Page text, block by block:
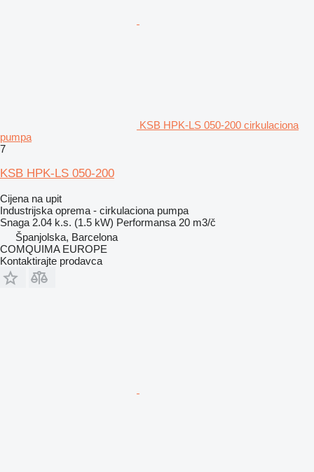
KSB HPK-LS 050-200 cirkulaciona
pumpa
7
KSB HPK-LS 050-200
Cijena na upit
Industrijska oprema - cirkulaciona pumpa
Snaga 2.04 k.s. (1.5 kW) Performansa 20 m3/č
Španjolska, Barcelona
COMQUIMA EUROPE
Kontaktirajte prodavca